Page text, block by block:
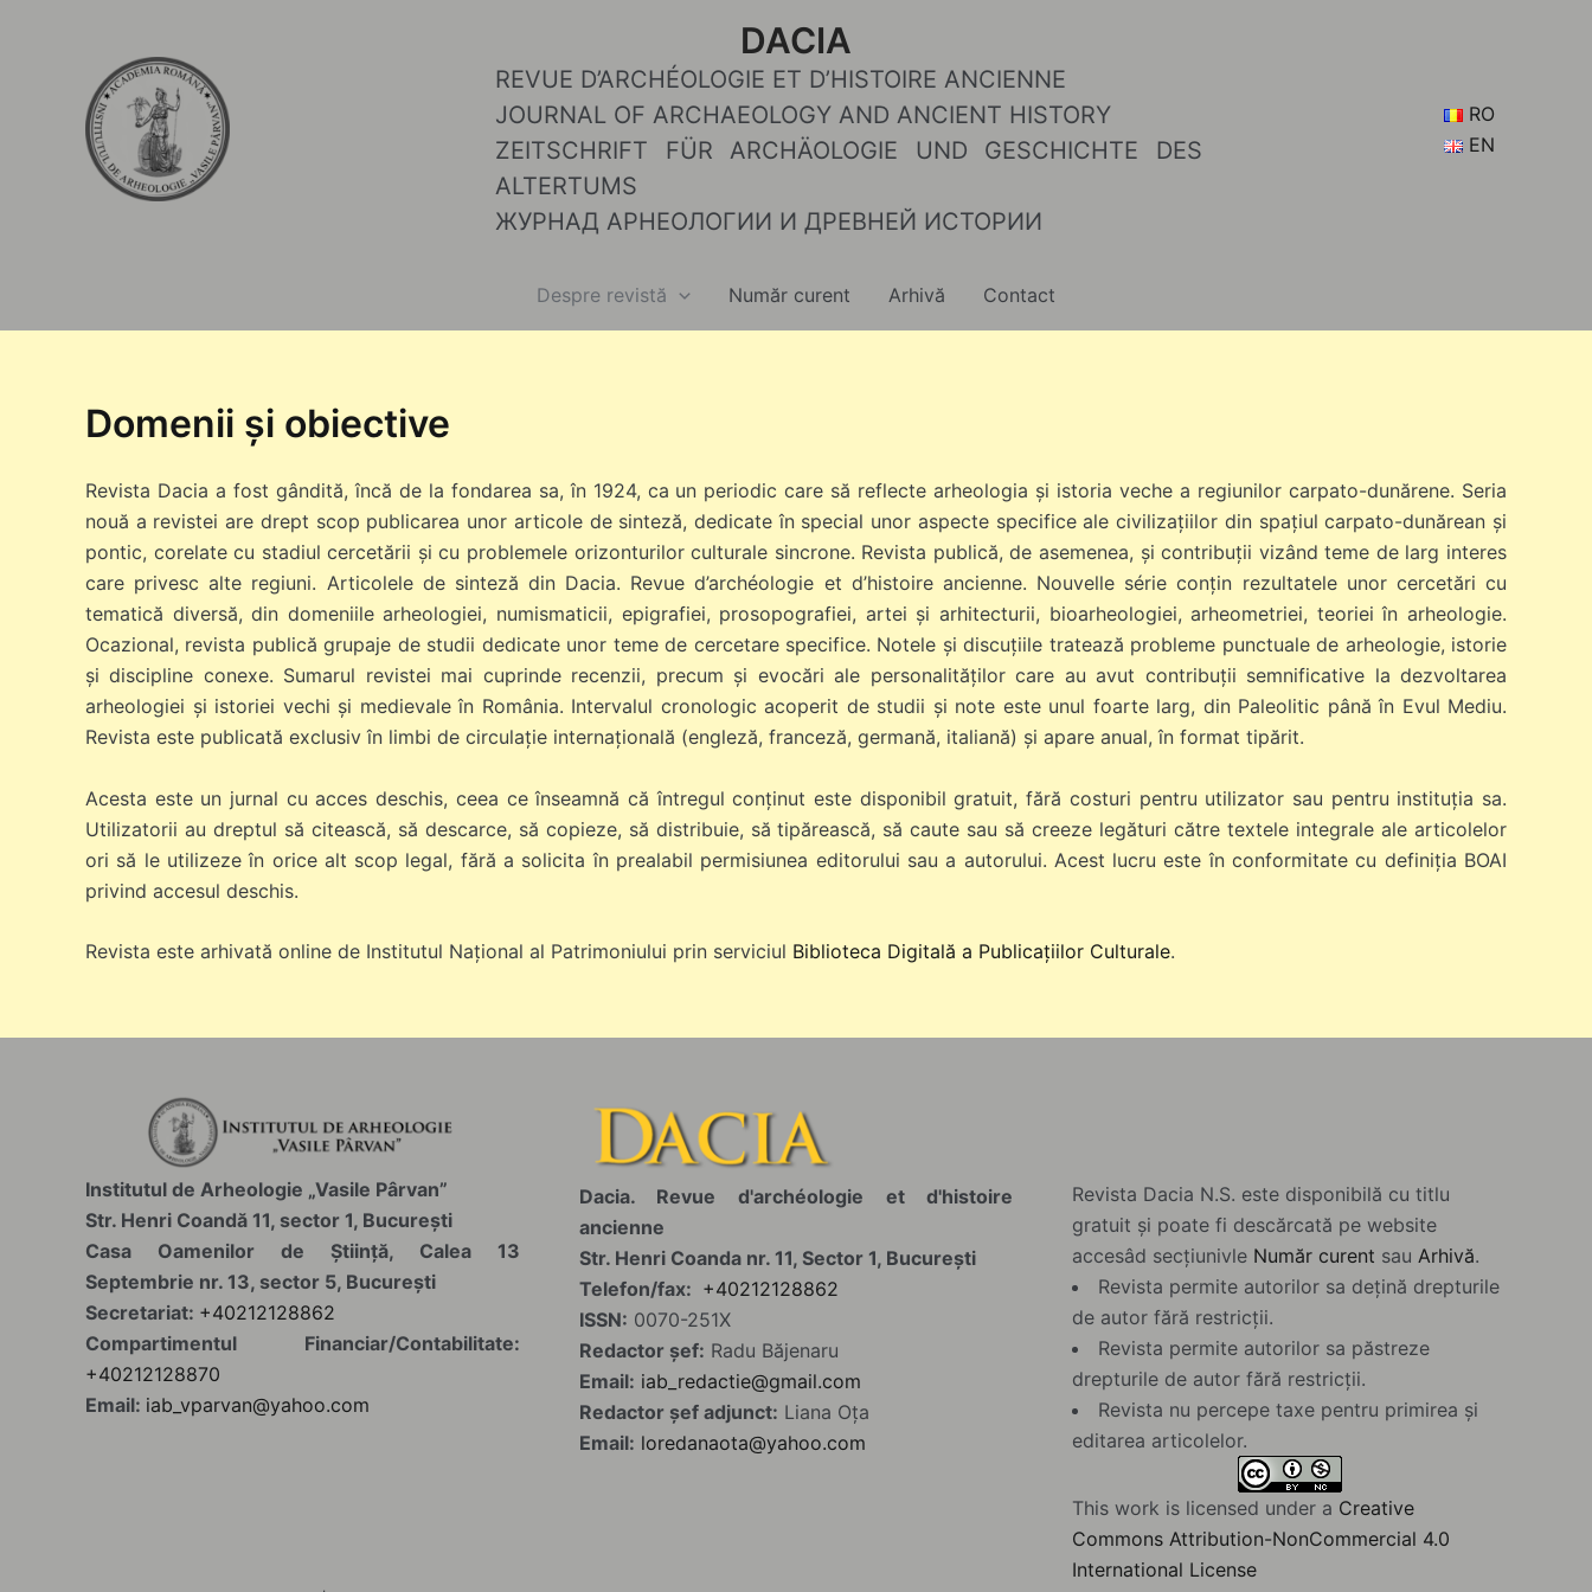
DACIA
RO
EN
Despre revistă Număr curent Arhivă Contact
Domenii și obiective
Revista Dacia a fost gândită, încă de la fondarea sa, în 1924, ca un periodic care să reflecte arheologia și istoria veche a regiunilor carpato-dunărene. Seria
nouă a revistei are drept scop publicarea unor articole de sinteză, dedicate în special unor aspecte specifice ale civilizațiilor din spațiul carpato-dunărean și
pontic, corelate cu stadiul cercetării și cu problemele orizonturilor culturale sincrone. Revista publică, de asemenea, și contribuții vizând teme de larg interes
care privesc alte regiuni. Articolele de sinteză din Dacia. Revue d’archéologie et d’histoire ancienne. Nouvelle série conțin rezultatele unor cercetări cu
tematică diversă, din domeniile arheologiei, numismaticii, epigrafiei, prosopografiei, artei și arhitecturii, bioarheologiei, arheometriei, teoriei în arheologie.
Ocazional, revista publică grupaje de studii dedicate unor teme de cercetare specifice. Notele și discuțiile tratează probleme punctuale de arheologie, istorie
și discipline conexe. Sumarul revistei mai cuprinde recenzii, precum și evocări ale personalităților care au avut contribuţii semnificative la dezvoltarea
arheologiei și istoriei vechi şi medievale în România. Intervalul cronologic acoperit de studii și note este unul foarte larg, din Paleolitic până în Evul Mediu.
Revista este publicată exclusiv în limbi de circulație internațională (engleză, franceză, germană, italiană) și apare anual, în format tipărit.
Acesta este un jurnal cu acces deschis, ceea ce înseamnă că întregul conținut este disponibil gratuit, fără costuri pentru utilizator sau pentru instituția sa.
Utilizatorii au dreptul să citească, să descarce, să copieze, să distribuie, să tipărească, să caute sau să creeze legături către textele integrale ale articolelor
ori să le utilizeze în orice alt scop legal, fără a solicita în prealabil permisiunea editorului sau a autorului. Acest lucru este în conformitate cu definiția BOAI
privind accesul deschis.
Revista este arhivată online de Institutul Național al Patrimoniului prin serviciul Biblioteca Digitală a Publicațiilor Culturale.
Institutul de Arheologie „Vasile Pârvan”
Str. Henri Coandă 11, sector 1, București
Casa Oamenilor de Știință, Calea 13
Septembrie nr. 13, sector 5, București
Secretariat: +40212128862
Compartimentul Financiar/Contabilitate:
+40212128870
Email: iab_vparvan@yahoo.com
Dacia. Revue d'archéologie et d'histoire
ancienne
Str. Henri Coanda nr. 11, Sector 1, Bucureşti
Telefon/fax: +40212128862
ISSN: 0070-251X
Redactor șef: Radu Băjenaru
Email: iab_redactie@gmail.com
Redactor șef adjunct: Liana Oța
Email: loredanaota@yahoo.com
Revista Dacia N.S. este disponibilă cu titlu
gratuit și poate fi descărcată pe website
accesâd secțiunivle Număr curent sau Arhivă.
Revista permite autorilor sa dețină drepturile
de autor fără restricții.
Revista permite autorilor sa păstreze
drepturile de autor fără restricții.
Revista nu percepe taxe pentru primirea și
editarea articolelor.
This work is licensed under a Creative
Commons Attribution-NonCommercial 4.0
International License